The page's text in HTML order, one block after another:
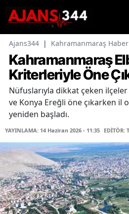
Ajans344 | Kahramanmaraş
Kahramanmaraş
Kriterleriyle Öne
Nüfuslarıyla dikkat çeken ilçeler
ve Konya Ereğli öne çıkarken il
yeniden başladı.
YAYINLAMA: 14 Haziran 2026 - 11:35 EDİTÖR: